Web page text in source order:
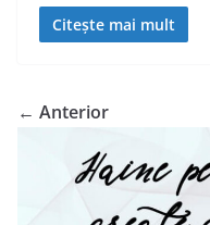
Citește mai mult
← Anterior